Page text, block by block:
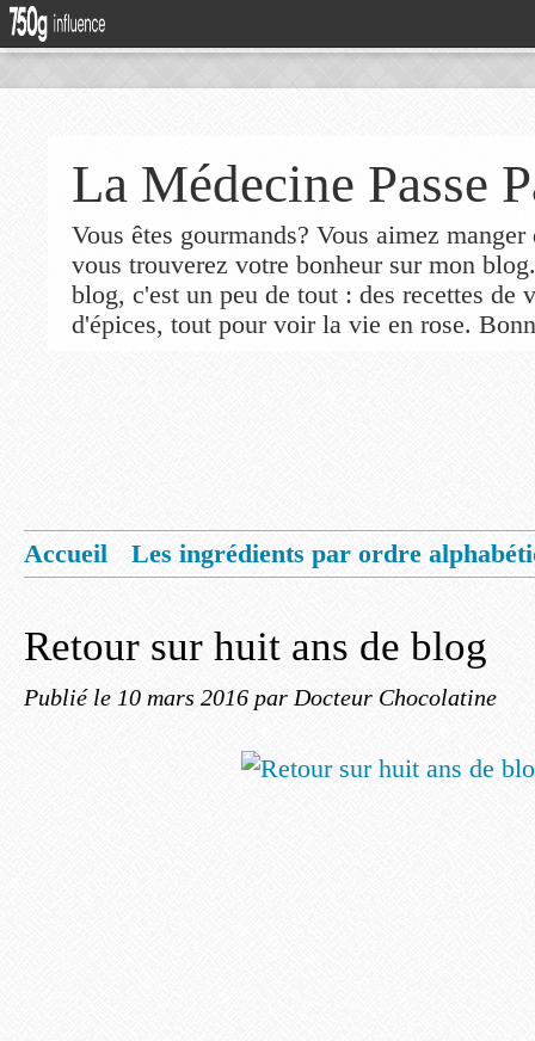
La Médecine Passe
Vous êtes gourmands? Vous aimez
vous trouverez votre bonheur sur mon
blog, c'est un peu de tout : des recettes de
d'épices, tout pour voir la vie en rose.
Accueil
Les ingrédients par ordre
Retour sur huit ans de blog
Publié le 10 mars 2016 par Docteur Chocolatine